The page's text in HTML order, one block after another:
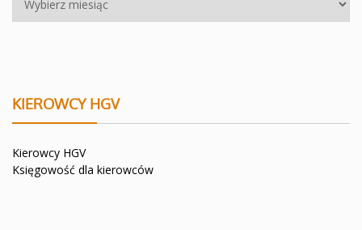
KIEROWCY HGV
Kierowcy HGV
Księgowość dla kierowców